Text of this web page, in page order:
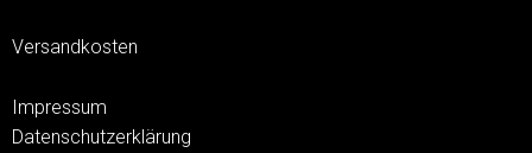
Versandkosten
Impressum
Datenschutzerklärung